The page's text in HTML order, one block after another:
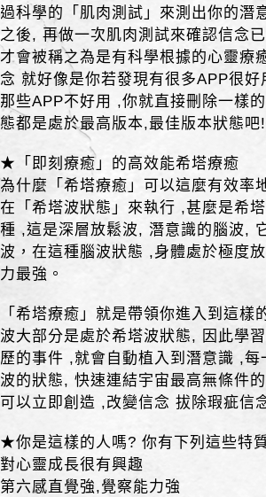
過科學的「肌肉測試」來測出你的潛
之後, 再做一次肌肉測試來確認信念
才會被稱之為是有科學根據的心靈療
念 就好像是你若發現有很多APP很
那些APP不好用 ,你就直接刪除一樣
態都是處於最高版本,最佳版本狀態吧!
★「即刻療癒」的高效能希塔療癒
為什麼「希塔療癒」可以這麼有效率
在「希塔波狀態」來執行 ,甚麼是希
種 ,這是深層放鬆波, 潛意識的腦波,
波，在這種腦波狀態 ,身體處於極度
力最強。
「希塔療癒」就是帶領你進入到這
波大部分是處於希塔波狀態, 因此學
歷的事件 ,就會自動植入到潛意識 ,
波的狀態, 快速連結宇宙最高無條件
可以立即創造 ,改變信念 拔除瑕疵信
★你是這樣的人嗎? 你有下列這些特
對心靈成長很有興趣
第六感直覺強,覺察能力強